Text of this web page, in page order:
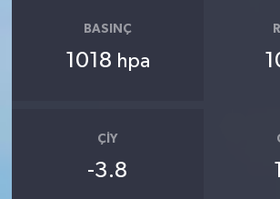
BASINÇ
1018 hpa
ÇIY
-3.8